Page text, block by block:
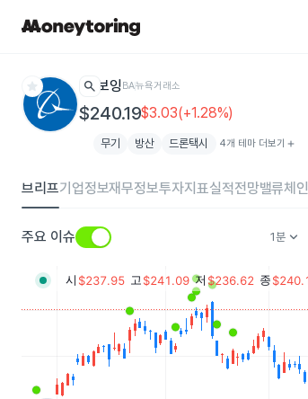
star search 보잉BA뉴욕거래소
$240.19$3.03(+1.28%)
무기 방산 드론택시 4개 테마 더보기 add
브리프기업정보재무정보투자지표실적전망밸류체인
주요 이슈 1분keyboard_arrow_down